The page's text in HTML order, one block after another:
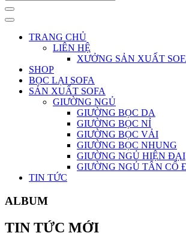
TRANG CHỦ
LIÊN HỆ
XƯỞNG SẢN XUẤT
SHOP
BỌC LẠI SOFA
SẢN XUẤT SOFA
GIƯỜNG NGỦ
GIƯỜNG BỌC DA
GIƯỜNG BỌC NỈ
GIƯỜNG BỌC VẢI
GIƯỜNG BỌC NHUNG
GIƯỜNG NGỦ HIỆN ĐẠI
GIƯỜNG NGỦ TÂN CỔ
TIN TỨC
ALBUM
TIN TỨC MỚI